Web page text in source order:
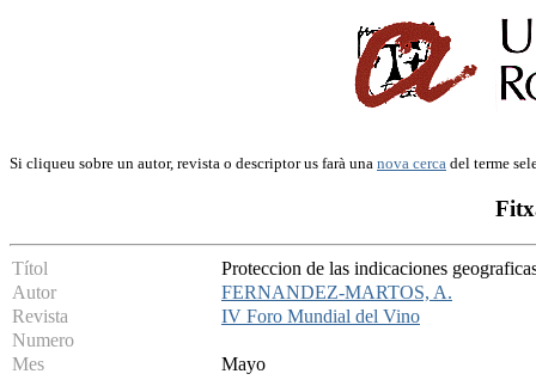
Si cliqueu sobre un autor, revista o descriptor us farà una nova cerca del terme
Títol
Proteccion de las indicaciones
Autor
FERNANDEZ-MARTOS, A.
Revista
IV Foro Mundial del Vino
Numero
Mes
Mayo